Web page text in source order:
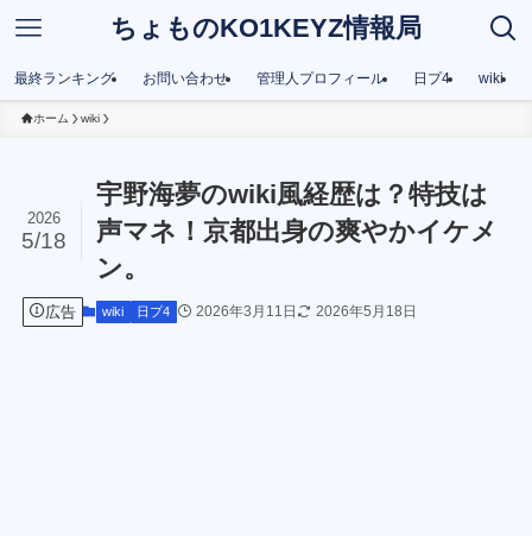
ちょものKO1KEYZ情報局
最終ランキング お問い合わせ 管理人プロフィール 日プ4 wiki
ホーム wiki
宇野海夢のwiki風経歴は？特技は
声マネ！京都出身の爽やかイケメ
ン。
2026
5/18
広告 wiki 日プ4 2026年3月11日 2026年5月18日